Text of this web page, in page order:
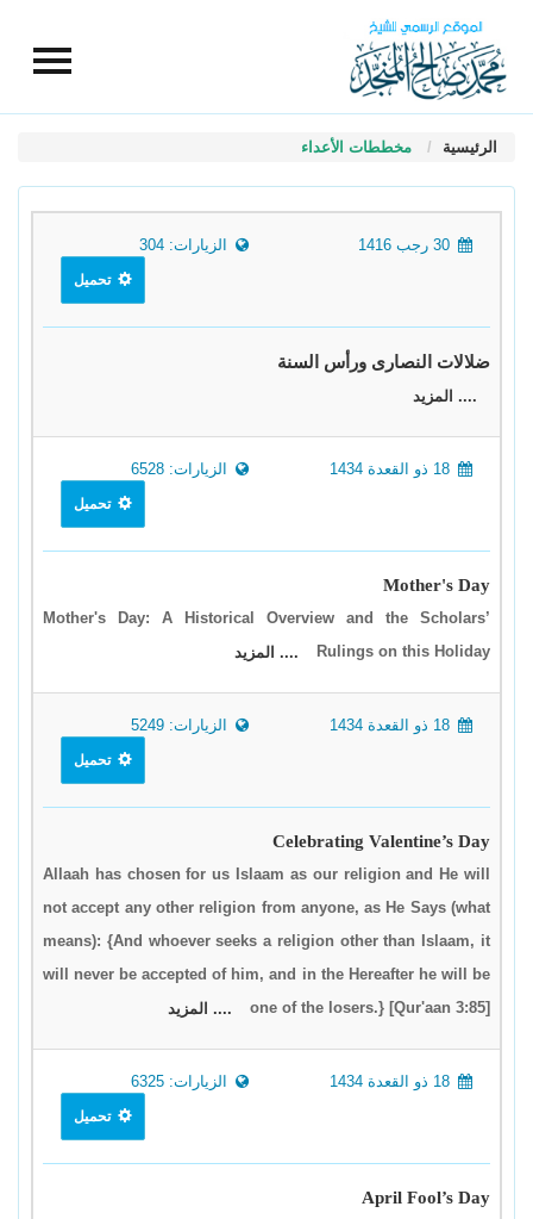
الرئيسية مخططات الأعداء
الزيارات: 304
تحميل
ضلالات النصارى ورأس السنة
.... المزيد
الزيارات: 6528
تحميل
Mother's Day
Mother's Day: A Historical Overview and the Scholars’
Rulings on this Holiday
.... المزيد
الزيارات: 5249
تحميل
Celebrating Valentine’s Day
Allaah has chosen for us Islaam as our religion and He will
not accept any other religion from anyone, as He Says (what
means): {And whoever seeks a religion other than Islaam, it
will never be accepted of him, and in the Hereafter he will be
one of the losers.} [Qur'aan 3:85]
.... المزيد
الزيارات: 6325
تحميل
April Fool’s Day